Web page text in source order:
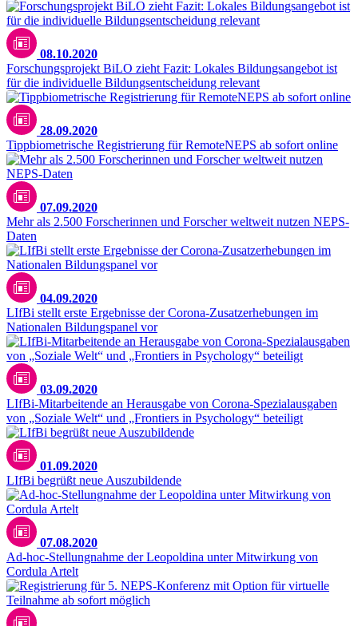
08.10.2020
Forschungsprojekt BiLO zieht Fazit: Lokales Bildungsangebot ist
für die individuelle Bildungsentscheidung relevant
28.09.2020
Tippbiometrische Registrierung für RemoteNEPS ab sofort online
07.09.2020
Mehr als 2.500 Forscherinnen und Forscher weltweit nutzen NEPS-
Daten
04.09.2020
LIfBi stellt erste Ergebnisse der Corona-Zusatzerhebungen im
Nationalen Bildungspanel vor
03.09.2020
LIfBi-Mitarbeitende an Herausgabe von Corona-Spezialausgaben
von „Soziale Welt“ und „Frontiers in Psychology“ beteiligt
01.09.2020
LIfBi begrüßt neue Auszubildende
07.08.2020
Ad-hoc-Stellungnahme der Leopoldina unter Mitwirkung von
Cordula Artelt